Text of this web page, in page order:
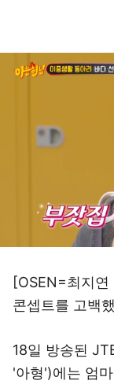
[OSEN=최지연
콘셉트를 고백
18일 방송된
'아형')에는 엄